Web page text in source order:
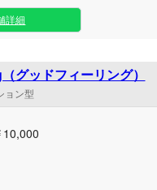
詳細
グッドフィーリング）
ョン型
10,000